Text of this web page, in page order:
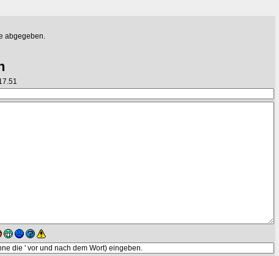
abgegeben.